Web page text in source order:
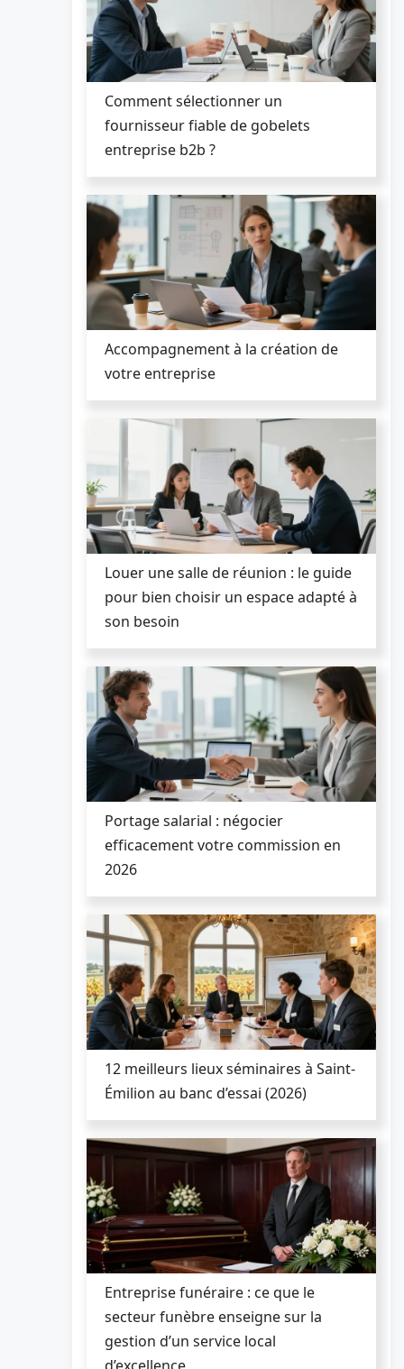
Comment sélectionner un
fournisseur fiable de gobelets
entreprise b2b ?
Accompagnement à la création de
votre entreprise
Louer une salle de réunion : le guide
pour bien choisir un espace adapté à
son besoin
Portage salarial : négocier
efficacement votre commission en
2026
12 meilleurs lieux séminaires à Saint-
Émilion au banc d’essai (2026)
Entreprise funéraire : ce que le
secteur funèbre enseigne sur la
gestion d’un service local